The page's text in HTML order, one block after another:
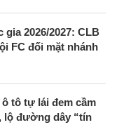
gia 2026/2027: CLB
FC đối mặt nhánh
tô tự lái đem cầm
lộ đường dây “tín